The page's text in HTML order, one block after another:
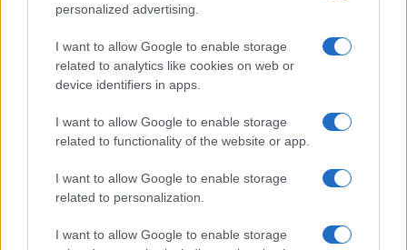
personalized advertising.
I want to allow Google to enable storage
related to analytics like cookies on web or
device identifiers in apps.
I want to allow Google to enable storage
related to functionality of the website or app.
I want to allow Google to enable storage
related to personalization.
I want to allow Google to enable storage
veicolato attraverso un messaggio di Adl, noto
anche come
Salim al-Sharif , che ha dichiarato
ufficialmente l’Afghanistan un rifugio sicuro per
al-Qaedae i suoi futuri piani terroristici. Adl ha
esortato “il popolo leale della Ummah (la
Comunità islamica mondiale) interessato al
imparare dalle condizioni locali e trarre beneficio
dall’esperienza dei Talebani.